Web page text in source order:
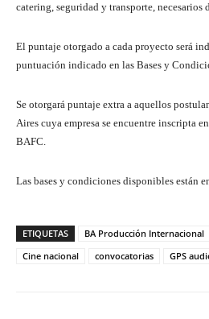
catering, seguridad y transporte,
El puntaje otorgado a cada proyecto será
puntuación indicado en las Bases y
Se otorgará puntaje extra a aquellos
Aires cuya empresa se encuentre inscripta
BAFC.
Las bases y condiciones disponibles están
ETIQUETAS BA Producción Internacional
Cine nacional
convocatorias GPS